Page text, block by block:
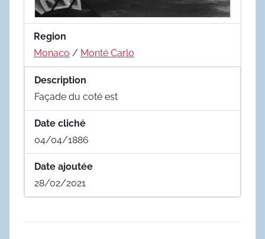
Region
Monaco / Monté Carlo
Description
Façade du coté est
Date cliché
04/04/1886
Date ajoutée
28/02/2021